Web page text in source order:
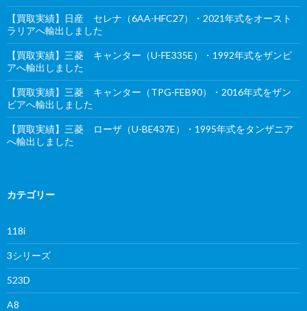
【買取実績】日産 セレナ（6AA-HFC27）・2021年式をオースト
ラリアへ輸出しました
【買取実績】三菱 キャンター（U-FE335E）・1992年式をザンビ
アへ輸出しました
【買取実績】三菱 キャンター（TPG-FEB90）・2016年式をザン
ビアへ輸出しました
【買取実績】三菱 ローザ（U-BE437E）・1995年式をタンザニア
へ輸出しました
カテゴリー
118i
3シリーズ
523D
A8